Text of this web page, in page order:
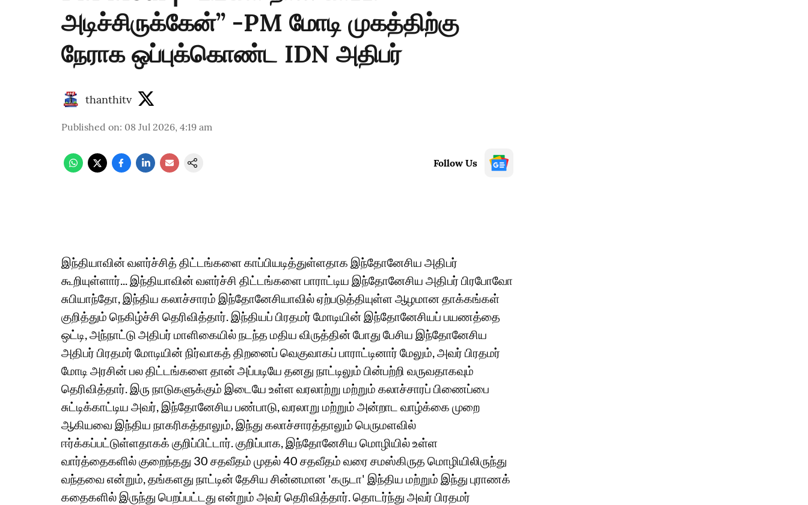
அடிச்சிருக்கேன்’’ -PM மோடி முகத்திற்கு
நேராக ஒப்புக்கொண்ட IDN அதிபர்
thanthitv
Published on: 08 Jul 2026, 4:19 am
Follow Us
இந்தியாவின் வளர்ச்சித் திட்டங்களை காப்பியடித்துள்ளதாக இந்தோனேசிய அதிபர்
கூறியுள்ளார்... இந்தியாவின் வளர்ச்சி திட்டங்களை பாராட்டிய இந்தோனேசிய அதிபர் பிரபோவோ
சுபியாந்தோ, இந்திய கலாச்சாரம் இந்தோனேசியாவில் ஏற்படுத்தியுள்ள ஆழமான தாக்கங்கள்
குறித்தும் நெகிழ்ச்சி தெரிவித்தார். இந்தியப் பிரதமர் மோடியின் இந்தோனேசியப் பயணத்தை
ஒட்டி, அந்நாட்டு அதிபர் மாளிகையில் நடந்த மதிய விருத்தின் போது பேசிய இந்தோனேசிய
அதிபர் பிரதமர் மோடியின் நிர்வாகத் திறனைப் வெகுவாகப் பாராட்டினார் மேலும், அவர் பிரதமர்
மோடி அரசின் பல திட்டங்களை தான் அப்படியே தனது நாட்டிலும் பின்பற்றி வருவதாகவும்
தெரிவித்தார். இரு நாடுகளுக்கும் இடையே உள்ள வரலாற்று மற்றும் கலாச்சாரப் பிணைப்பை
சுட்டிக்காட்டிய அவர், இந்தோனேசிய பண்பாடு, வரலாறு மற்றும் அன்றாட வாழ்க்கை முறை
ஆகியவை இந்திய நாகரிகத்தாலும், இந்து கலாச்சாரத்தாலும் பெருமளவில்
ஈர்க்கப்பட்டுள்ளதாகக் குறிப்பிட்டார். ​குறிப்பாக, இந்தோனேசிய மொழியில் உள்ள
வார்த்தைகளில் குறைந்தது 30 சதவீதம் முதல் 40 சதவீதம் வரை சமஸ்கிருத மொழியிலிருந்து
வந்தவை என்றும், தங்களது நாட்டின் தேசிய சின்னமான 'கருடா' இந்திய மற்றும் இந்து புராணக்
கதைகளில் இருந்து பெறப்பட்டது என்றும் அவர் தெரிவித்தார். தொடர்ந்து அவர் பிரதமர்